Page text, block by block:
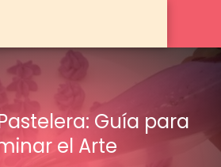
Guía para
el Arte